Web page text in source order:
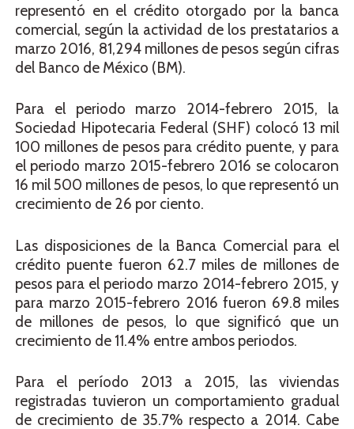
representó en el crédito otorgado por la banca
comercial, según la actividad de los prestatarios a
marzo 2016, 81,294 millones de pesos según cifras
del Banco de México (BM).
Para el periodo marzo 2014-febrero 2015, la
Sociedad Hipotecaria Federal (SHF) colocó 13 mil
100 millones de pesos para crédito puente, y para
el periodo marzo 2015-febrero 2016 se colocaron
16 mil 500 millones de pesos, lo que representó un
crecimiento de 26 por ciento.
Las disposiciones de la Banca Comercial para el
crédito puente fueron 62.7 miles de millones de
pesos para el periodo marzo 2014-febrero 2015, y
para marzo 2015-febrero 2016 fueron 69.8 miles
de millones de pesos, lo que significó que un
crecimiento de 11.4% entre ambos periodos.
Para el período 2013 a 2015, las viviendas
registradas tuvieron un comportamiento gradual
de crecimiento de 35.7% respecto a 2014. Cabe